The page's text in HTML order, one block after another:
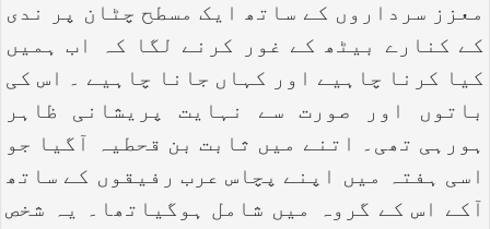
معزز سرداروں کے ساتھ ایک مسطح چٹان پر ندی
کے کنارے بیٹھ کے غور کرنے لگا کہ اب ہمیں
کیا کرنا چاہیے اور کہاں جانا چاہیے ۔ اس کی
باتوں اور صورت سے نہایت پریشانی ظاہر
ہورہی تھی۔ اتنے میں ثابت بن قحطیہ آگیا جو
اسی ہفتہ میں اپنے پچاس عرب رفیقوں کے ساتھ
آکے اس کے گروہ میں شامل ہوگیاتھا۔ یہ شخص